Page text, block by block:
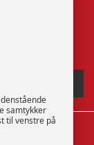
samtykker
til venstre på